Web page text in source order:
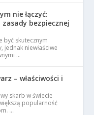
nie łączyć:
bezpiecznej
być skutecznym
niewłaściwe
…
– właściwości i
skarb w świecie
popularność
…